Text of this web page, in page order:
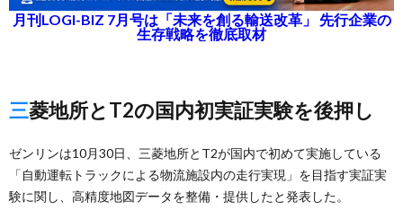
月刊LOGI-BIZ 7月号は「未来を創る輸送改革」 先行企業の
生存戦略を徹底取材
三菱地所とT2の国内初実証実験を後押し
ゼンリンは10月30日、三菱地所とT2が国内で初めて実施している
「自動運転トラックによる物流施設内の走行実現」を目指す実証実
験に関し、高精度地図データを整備・提供したと発表した。